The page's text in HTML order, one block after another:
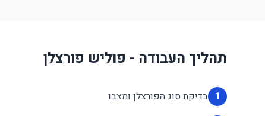
תהליך העבודה - פוליש פורצלן
1 בדיקת סוג הפורצלן ומצבו